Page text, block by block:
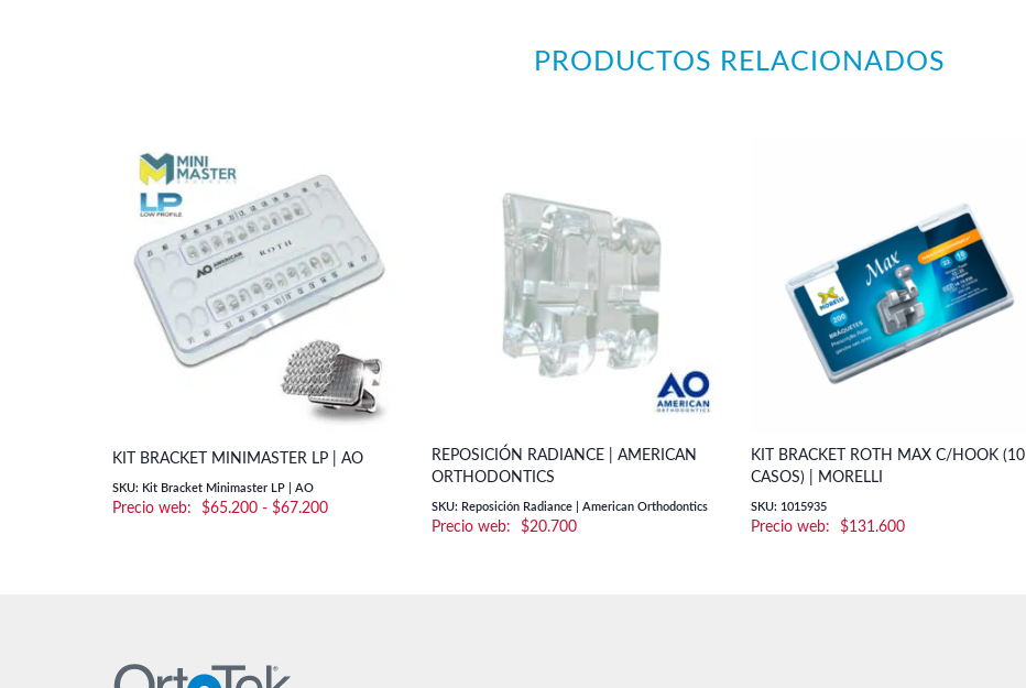
PRODUCTOS RELACIONADOS
KIT BRACKET MINIMASTER LP | AO
SKU: Kit Bracket Minimaster LP | AO
$65.200 - $67.200Rango
REPOSICIÓN RADIANCE | AMERICAN
ORTHODONTICS
SKU: Reposición Radiance | American Orthodontics
$20.700
KIT BRACKET ROTH MAX C/HOOK (10
CASOS) | MORELLI
SKU: 1015935
$131.600